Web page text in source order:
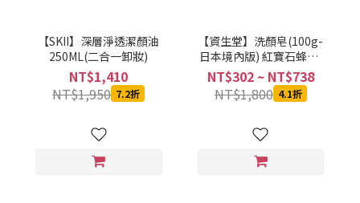
【SKII】深層淨透潔顏油
250ML(二合一卸妝)
NT$1,410
NT$1,950 7.2折
【資生堂】洗顏皂(100g-
日本境內版) 紅寶石蜂蜜/
紫羅蘭寶石/翠綠蜂蜜
NT$302 ~ NT$738
NT$1,800 4.1折